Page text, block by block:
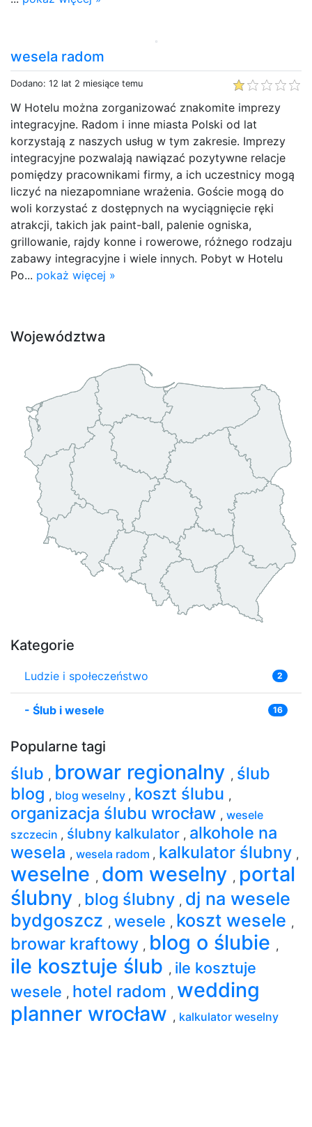
wesela radom
Dodano: 12 lat 2 miesiące temu
W Hotelu można zorganizować znakomite imprezy
integracyjne. Radom i inne miasta Polski od lat
korzystają z naszych usług w tym zakresie. Imprezy
integracyjne pozwalają nawiązać pozytywne relacje
pomiędzy pracownikami firmy, a ich uczestnicy mogą
liczyć na niezapomniane wrażenia. Goście mogą do
woli korzystać z dostępnych na wyciągnięcie ręki
atrakcji, takich jak paint-ball, palenie ogniska,
grillowanie, rajdy konne i rowerowe, różnego rodzaju
zabawy integracyjne i wiele innych. Pobyt w Hotelu
Po... pokaż więcej »
Województwa
Kategorie
Ludzie i społeczeństwo 2
- Ślub i wesele 16
Popularne tagi
ślub , browar regionalny , ślub
blog , blog weselny , koszt ślubu ,
organizacja ślubu wrocław , wesele
szczecin , ślubny kalkulator , alkohole na
wesela , wesela radom , kalkulator ślubny ,
weselne , dom weselny , portal
ślubny , blog ślubny , dj na wesele
bydgoszcz , wesele , koszt wesele ,
browar kraftowy , blog o ślubie ,
ile kosztuje ślub , ile kosztuje
wesele , hotel radom , wedding
planner wrocław , kalkulator weselny